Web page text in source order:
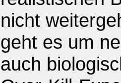
nicht
geht es um
auch